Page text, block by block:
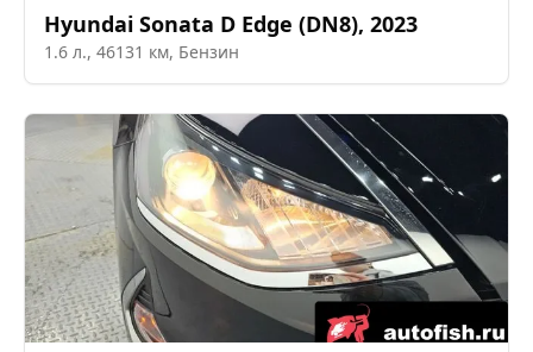
Hyundai Sonata D Edge (DN8), 2023
1.6 л., 46131 км, Бензин